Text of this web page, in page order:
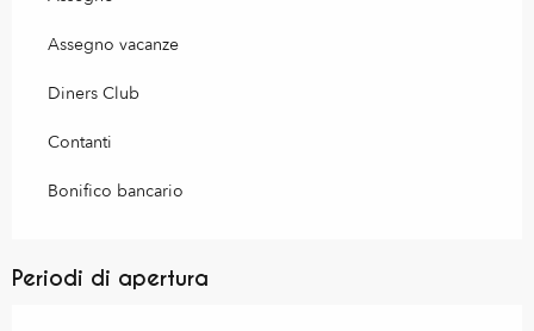
Assegno vacanze
Diners Club
Contanti
Bonifico bancario
Periodi di apertura